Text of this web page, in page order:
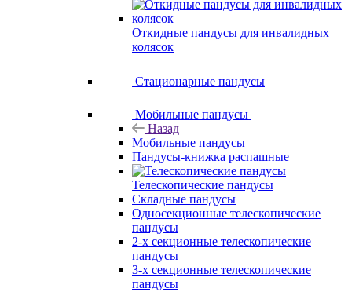
Откидные пандусы для инвалидных
колясок
Стационарные пандусы
Мобильные пандусы
Назад
Мобильные пандусы
Пандусы-книжка распашные
Телескопические пандусы
Складные пандусы
Односекционные телескопические
пандусы
2-х секционные телескопические
пандусы
3-х секционные телескопические
пандусы